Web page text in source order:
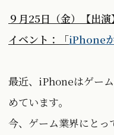
９月25日（金）【出
イベント：「iPhone
最近、iPhoneはゲー
めています。
今、ゲーム業界にとっ